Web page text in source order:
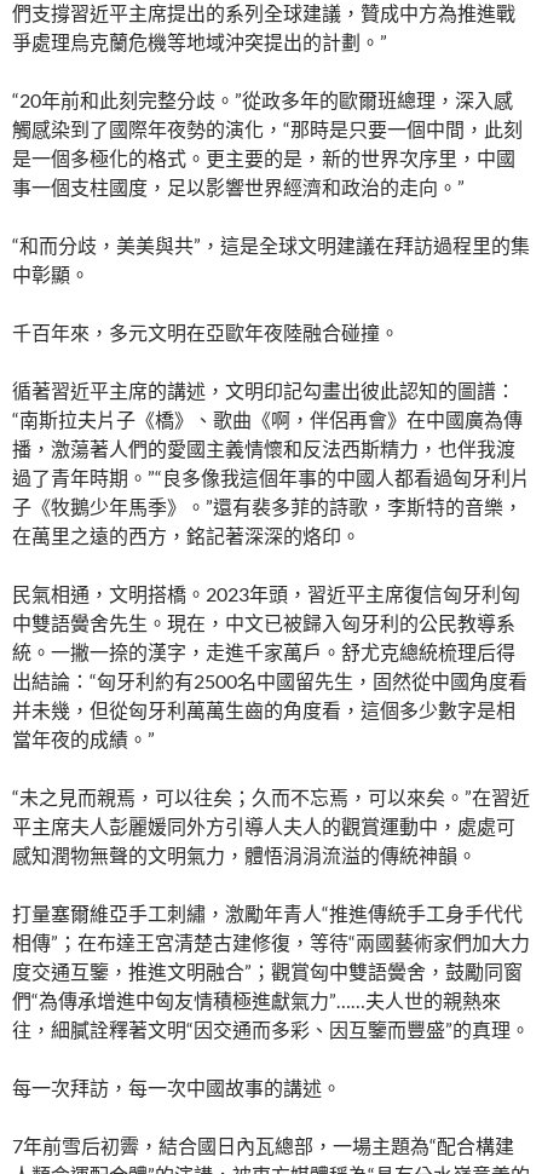
們支撐習近平主席提出的系列全球建議，贊成中方為推進戰
爭處理烏克蘭危機等地域沖突提出的計劃。”
“20年前和此刻完整分歧。”從政多年的歐爾班總理，深入感
觸感染到了國際年夜勢的演化，“那時是只要一個中間，此刻
是一個多極化的格式。更主要的是，新的世界次序里，中國
事一個支柱國度，足以影響世界經濟和政治的走向。”
“和而分歧，美美與共”，這是全球文明建議在拜訪過程里的集
中彰顯。
千百年來，多元文明在亞歐年夜陸融合碰撞。
循著習近平主席的講述，文明印記勾畫出彼此認知的圖譜：
“南斯拉夫片子《橋》、歌曲《啊，伴侶再會》在中國廣為傳
播，激蕩著人們的愛國主義情懷和反法西斯精力，也伴我渡
過了青年時期。”“良多像我這個年事的中國人都看過匈牙利片
子《牧鵝少年馬季》。”還有裴多菲的詩歌，李斯特的音樂，
在萬里之遠的西方，銘記著深深的烙印。
民氣相通，文明搭橋。2023年頭，習近平主席復信匈牙利匈
中雙語黌舍先生。現在，中文已被歸入匈牙利的公民教導系
統。一撇一捺的漢字，走進千家萬戶。舒尤克總統梳理后得
出結論：“匈牙利約有2500名中國留先生，固然從中國角度看
并未幾，但從匈牙利萬萬生齒的角度看，這個多少數字是相
當年夜的成績。”
“未之見而親焉，可以往矣；久而不忘焉，可以來矣。”在習近
平主席夫人彭麗媛同外方引導人夫人的觀賞運動中，處處可
感知潤物無聲的文明氣力，體悟涓涓流溢的傳統神韻。
打量塞爾維亞手工刺繡，激勵年青人“推進傳統手工身手代代
相傳”；在布達王宮清楚古建修復，等待“兩國藝術家們加大力
度交通互鑒，推進文明融合”；觀賞匈中雙語黌舍，鼓勵同窗
們“為傳承增進中匈友情積極進獻氣力”……夫人世的親熱來
往，細膩詮釋著文明“因交通而多彩、因互鑒而豐盛”的真理。
每一次拜訪，每一次中國故事的講述。
7年前雪后初霽，結合國日內瓦總部，一場主題為“配合構建